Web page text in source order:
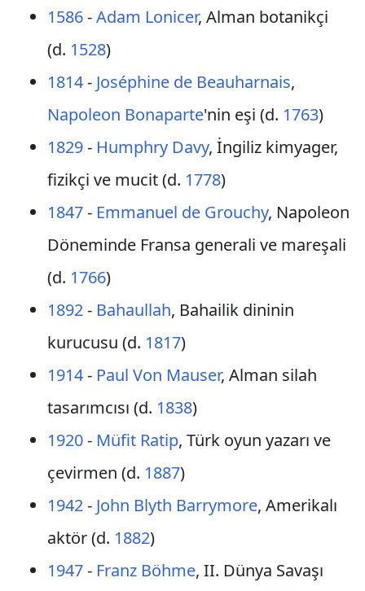
1586-Adam Lonicer, Alman botanikçi
(d. 1528)
1814- Joséphine de Beauharnais,
Napoleon Bonaparte'nin eşi (d. 1763)
1829- Humphry Davy, İngiliz kimyager,
fizikçi ve mucit (d. 1778)
1847- Emmanuel de Grouchy, Napoleon
Döneminde Fransa generali ve mareşali
(d. 1766)
1892- Bahaullah, Bahailik dininin
kurucusu (d. 1817)
1914- Paul Von Mauser, Alman silah
tasarımcısı (d. 1838)
1920- Müfit Ratip, Türk oyun yazarı ve
çevirmen (d. 1887)
1942- John Blyth Barrymore, Amerikalı
aktör (d. 1882)
1947- Franz Böhme, II. Dünya Savaşı